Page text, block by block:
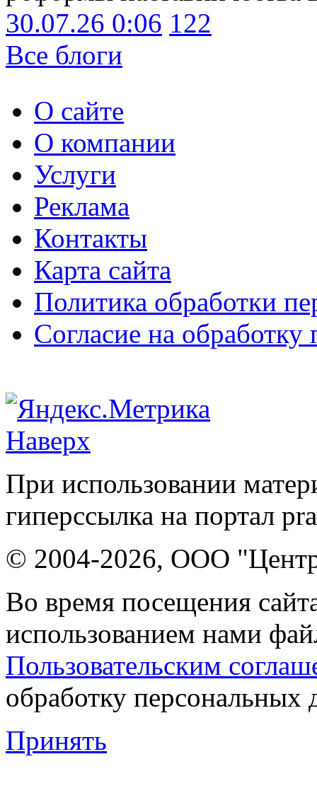
30.07.26 0:06 122
Все блоги
О сайте
О компании
Услуги
Реклама
Контакты
Карта сайта
Политика обработки
Согласие на
Наверх
При использовании
гиперссылка на портал
© 2004-2026, ООО "Центр
Во время посещения
использованием нами
Пользовательским
обработку персональных
Принять